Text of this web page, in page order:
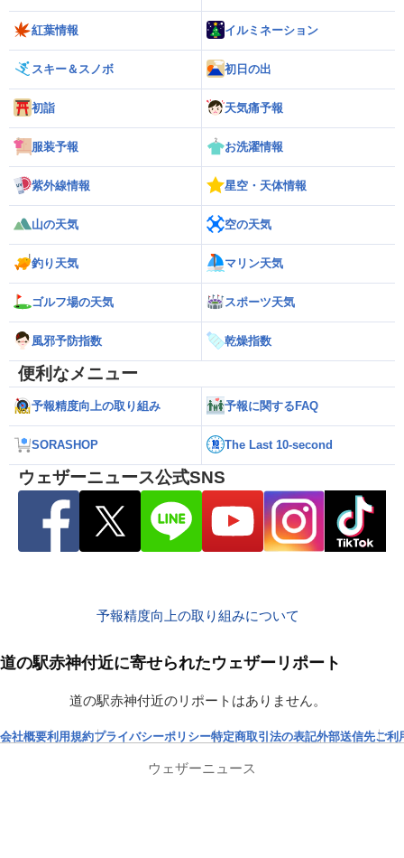
紅葉情報 イルミネーション
スキー＆スノボ 初日の出
初詣 天気痛予報
服装予報 お洗濯情報
紫外線情報 星空・天体情報
山の天気 空の天気
釣り天気 マリン天気
ゴルフ場の天気 スポーツ天気
風邪予防指数 乾燥指数
便利なメニュー
予報精度向上の取り組み 予報に関するFAQ
SORASHOP The Last 10-second
ウェザーニュース公式SNS
予報精度向上の取り組みについて
道の駅赤神付近に寄せられたウェザーリポート
道の駅赤神付近のリポートはありません。
会社概要利用規約プライバシーポリシー特定商取引法の表記外部送信先ご利
ウェザーニュース